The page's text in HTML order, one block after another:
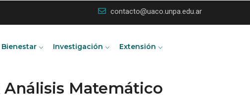
contacto@uaco.unpa.edu.ar
Bienestar Investigación Extensión
Análisis Matemático